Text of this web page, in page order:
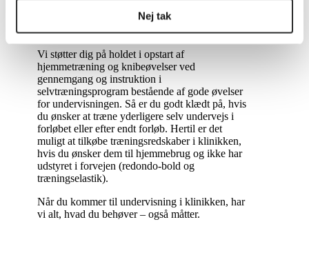
Nej tak
Viden om tilbagevenden til løb og sport
Opsamling
Vi støtter dig på holdet i opstart af
hjemmetræning og knibeøvelser ved
gennemgang og instruktion i
selvtræningsprogram bestående af gode øvelser
for undervisningen. Så er du godt klædt på, hvis
du ønsker at træne yderligere selv undervejs i
forløbet eller efter endt forløb. Hertil er det
muligt at tilkøbe træningsredskaber i klinikken,
hvis du ønsker dem til hjemmebrug og ikke har
udstyret i forvejen (redondo-bold og
træningselastik).
Når du kommer til undervisning i klinikken, har
vi alt, hvad du behøver – også måtter.